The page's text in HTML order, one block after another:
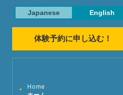
Japanese English
体験予約に申し込む！
Home